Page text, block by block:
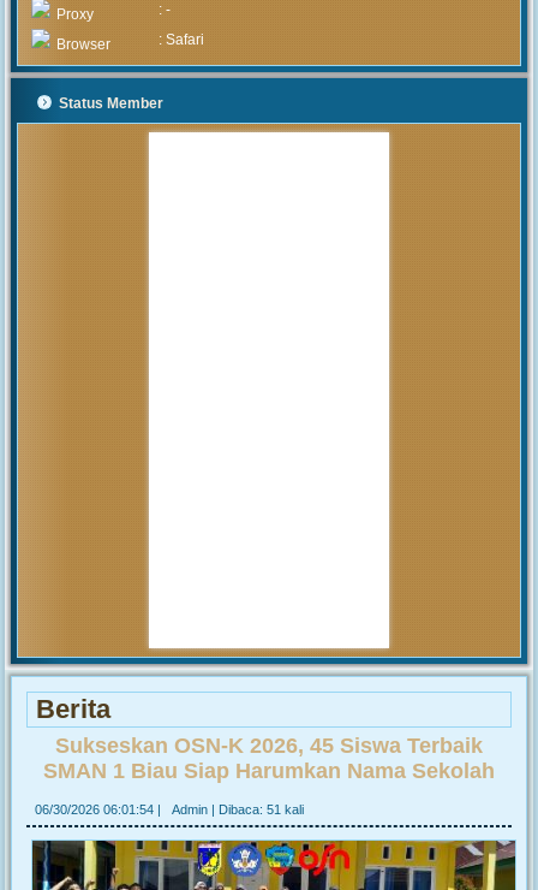
Proxy : -
Browser : Safari
Status Member
Berita
Sukseskan OSN-K 2026, 45 Siswa Terbaik
SMAN 1 Biau Siap Harumkan Nama Sekolah
06/30/2026 06:01:54 | Admin | Dibaca: 51 kali